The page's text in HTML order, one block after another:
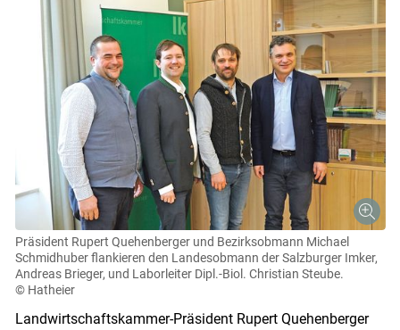
Präsident Rupert Quehenberger und Bezirksobmann Michael
Schmidhuber flankieren den Landesobmann der Salzburger Imker,
Andreas Brieger, und Laborleiter Dipl.-Biol. Christian Steube.
© Hatheier
Landwirtschaftskammer-Präsident Rupert Quehenberger